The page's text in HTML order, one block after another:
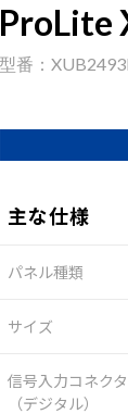
ProLite
主な仕様
パネル種類
サイズ
信号入力コネクタ
（デジタル）